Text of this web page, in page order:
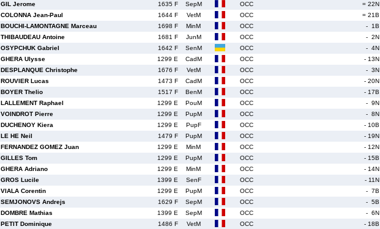
GIL Jerome 1635 F SepM OCC = 22N
COLONNA Jean-Paul 1644 F VetM OCC = 21B
BOUCHI-LAMONTAGNE Marceau 1698 F MinM OCC - 1B
THIBAUDEAU Antoine 1681 F JunM OCC - 2N
OSYPCHUK Gabriel 1642 F SenM OCC - 4N
GHERA Ulysse 1299 E CadM OCC - 13N
DESPLANQUE Christophe 1676 F VetM OCC - 3N
ROUVIER Lucas 1473 F CadM OCC - 20N
BOYER Thelio 1517 F BenM OCC - 17B
LALLEMENT Raphael 1299 E PouM OCC - 9N
VOINDROT Pierre 1299 E PupM OCC - 8N
DUCHENOY Kiera 1299 E PupF OCC - 10B
LE HE Neil 1479 F PupM OCC - 19N
FERNANDEZ GOMEZ Juan 1299 E MinM OCC - 12N
GILLES Tom 1299 E PupM OCC - 15B
GHERA Adriano 1299 E MinM OCC - 14N
GROS Lucile 1399 E SenF OCC - 11N
VIALA Corentin 1299 E PupM OCC - 7B
SEMJONOVS Andrejs 1629 F SepM OCC - 5B
DOMBRE Mathias 1399 E SepM OCC - 6N
PETIT Dominique 1486 F VetM OCC - 18B